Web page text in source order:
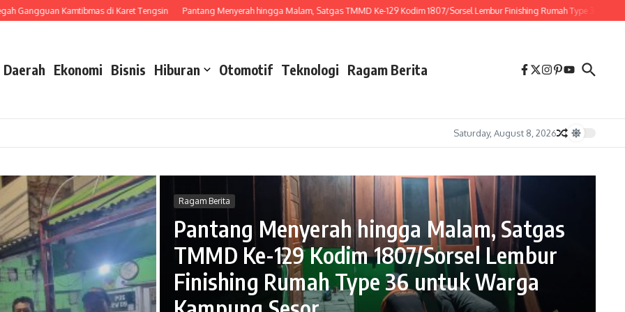
Kamtibmas di Karet Tengsin Pantang Menyerah hingga Malam, Satgas TMMD Ke-129 Kodim 1807/Sorsel Lembur Finishing Rumah Type 36 untuk
Daerah Ekonomi Bisnis Hiburan Otomotif Teknologi Ragam Berita
Saturday, August 8, 2026
Ragam Berita
Pantang Menyerah hingga Malam, Satgas
TMMD Ke-129 Kodim 1807/Sorsel Lembur
Finishing Rumah Type 36 untuk Warga
Unit Intelkam